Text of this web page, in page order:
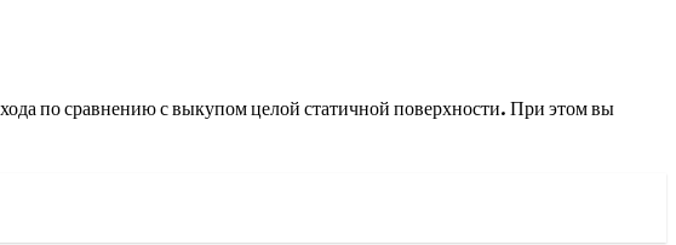
по сравнению с выкупом целой статичной поверхности. При этом вы